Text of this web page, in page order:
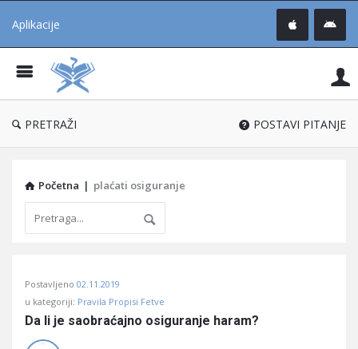
Aplikacije
®
PRETRAŽI POSTAVI PITANJE
Početna | plaćati osiguranje
Učene
Latest
Postavljeno 02.11.2019
u kategoriji: Pravila Propisi Fetve
Da li je saobraćajno osiguranje haram?